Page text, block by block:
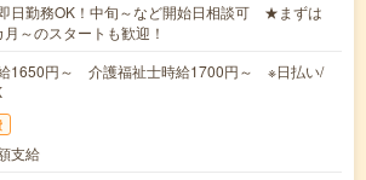
即日勤務OK！中旬～など開始日相談可 ★まずは
～のスタートも歓迎！
1650円～ 介護福祉士時給1700円～ ※日払い/
支給